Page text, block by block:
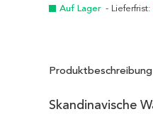
Auf Lager - Lieferfrist:
Produktbeschreibung
Skandinavische